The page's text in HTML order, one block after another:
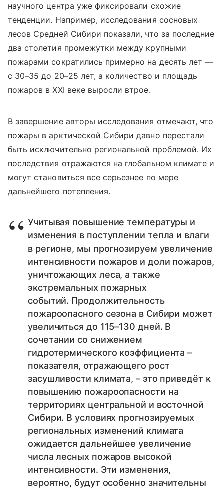
научного центра уже фиксировали схожие
тенденции. Например, исследования сосновых
лесов Средней Сибири показали, что за последние
два столетия промежутки между крупными
пожарами сократились примерно на десять лет —
с 30–35 до 20–25 лет, а количество и площадь
пожаров в XXI веке выросли втрое.
В завершение авторы исследования отмечают, что
пожары в арктической Сибири давно перестали
быть исключительно региональной проблемой. Их
последствия отражаются на глобальном климате и
могут становиться все серьезнее по мере
дальнейшего потепления.
Учитывая повышение температуры и
изменения в поступлении тепла и влаги
в регионе, мы прогнозируем увеличение
интенсивности пожаров и доли пожаров,
уничтожающих леса, а также
экстремальных пожарных
событий. Продолжительность
пожароопасного сезона в Сибири может
увеличиться до 115–130 дней. В
сочетании со снижением
гидротермического коэффициента –
показателя, отражающего рост
засушливости климата, – это приведёт к
повышению пожароопасности на
территориях центральной и восточной
Сибири. В условиях прогнозируемых
региональных изменений климата
ожидается дальнейшее увеличение
числа лесных пожаров высокой
интенсивности. Эти изменения,
вероятно, будут особенно значительны